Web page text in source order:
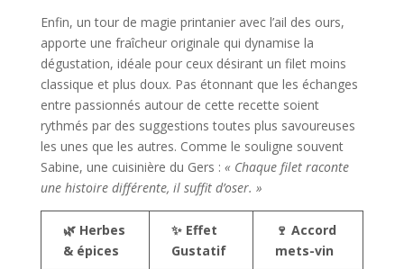
Enfin, un tour de magie printanier avec l’ail des ours,
apporte une fraîcheur originale qui dynamise la
dégustation, idéale pour ceux désirant un filet moins
classique et plus doux. Pas étonnant que les échanges
entre passionnés autour de cette recette soient
rythmés par des suggestions toutes plus savoureuses
les unes que les autres. Comme le souligne souvent
Sabine, une cuisinière du Gers : « Chaque filet raconte
une histoire différente, il suffit d’oser. »
🌿 Herbes
& épices
✨ Effet
Gustatif
🍷 Accord
mets-vin